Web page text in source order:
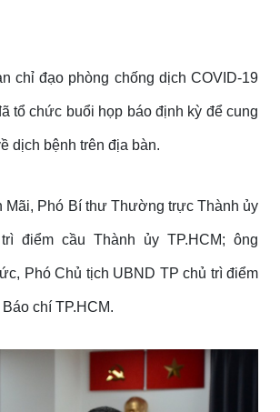
chỉ đạo phòng chống dịch COVID-19
tổ chức buổi họp báo định kỳ để cung
dịch bệnh trên địa bàn.
Mãi, Phó Bí thư Thường trực Thành ủy
điểm cầu Thành ủy TP.HCM; ông
Phó Chủ tịch UBND TP chủ trì điểm
chí TP.HCM.